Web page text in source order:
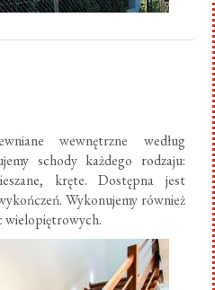
wewnętrzne według
schody każdego rodzaju:
kręte. Dostępna jest
Wykonujemy również
wielopiętrowych.